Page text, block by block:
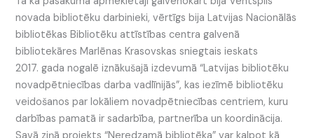
novada bibliotēku darbinieki, vērtīgs bija Latvijas Nacionālās
bibliotēkas Bibliotēku attīstības centra galvenā
bibliotekāres Marlēnas Krasovskas sniegtais ieskats
2017. gada nogalē iznākušajā izdevumā “Latvijas bibliotēku
novadpētniecības darba vadlīnijās”, kas iezīmē bibliotēku
veidošanos par lokāliem novadpētniecības centriem, kuru
darbības pamatā ir sadarbība, partnerība un koordinācija.